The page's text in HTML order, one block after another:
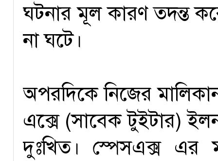
ঘটনার মূল কারণ তদন্ত
না ঘটে।
অপরদিকে নিজের
এক্সে (সাবেক টুইটার)
দুঃখিত। স্পেসএক্স